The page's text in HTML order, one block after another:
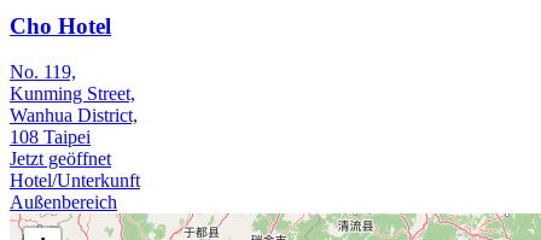
Cho Hotel
No. 119,
Kunming Street,
Wanhua District,
108 Taipei
Jetzt geöffnet
Hotel/Unterkunft
Außenbereich